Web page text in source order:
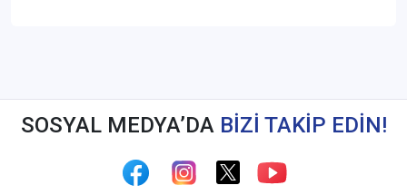
SOSYAL MEDYA’DA BİZİ TAKİP EDİN!